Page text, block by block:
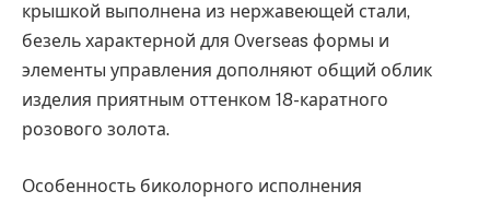
крышкой выполнена из нержавеющей стали,
безель характерной для Overseas формы и
элементы управления дополняют общий облик
изделия приятным оттенком 18-каратного
розового золота.
Особенность биколорного исполнения